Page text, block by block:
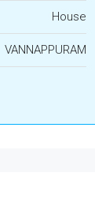
House
VANNAPPURAM